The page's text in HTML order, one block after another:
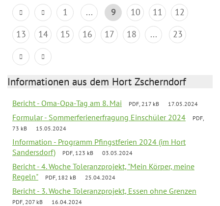
1 ... 9 10 11
12
13
14 15 16 17 18 ... 23
Informationen aus dem Hort Zscherndorf
Bericht - Oma-Opa-Tag am 8. Mai PDF, 217 kB 17.05.2024
Formular - Sommerferienerfragung Einschüler 2024
PDF,
73 kB
15.05.2024
Information - Programm Pfingstferien 2024 (im Hort
Sandersdorf)
PDF, 123 kB 03.05.2024
Bericht - 4. Woche Toleranzprojekt, "Mein Körper, meine
Regeln"
PDF, 182 kB 25.04.2024
Bericht - 3. Woche Toleranzprojekt, Essen ohne Grenzen
PDF, 207 kB 16.04.2024